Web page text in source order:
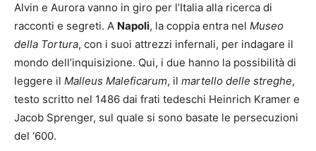
Alvin e Aurora vanno in giro per l’Italia alla ricerca di
racconti e segreti. A Napoli, la coppia entra nel Museo
della Tortura, con i suoi attrezzi infernali, per indagare il
mondo dell’inquisizione. Qui, i due hanno la possibilità di
leggere il Malleus Maleficarum, il martello delle streghe,
testo scritto nel 1486 dai frati tedeschi Heinrich Kramer e
Jacob Sprenger, sul quale si sono basate le persecuzioni
del ‘600.